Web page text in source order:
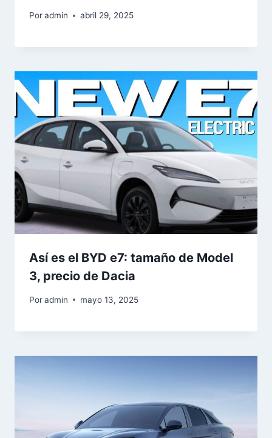
Poradmin abril 29, 2025
Así es el BYD e7: tamaño de Model
3, precio de Dacia
Poradmin mayo 13, 2025